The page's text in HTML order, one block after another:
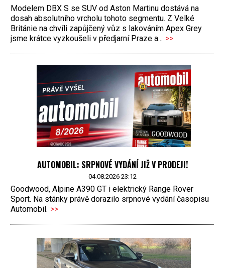
Modelem DBX S se SUV od Aston Martinu dostává na
dosah absolutního vrcholu tohoto segmentu. Z Velké
Británie na chvíli zapůjčený vůz s lakováním Apex Grey
jsme krátce vyzkoušeli v předjarní Praze a... >>
AUTOMOBIL: SRPNOVÉ VYDÁNÍ JIŽ V PRODEJI!
04.08.2026 23:12
Goodwood, Alpine A390 GT i elektrický Range Rover
Sport. Na stánky právě dorazilo srpnové vydání časopisu
Automobil. >>